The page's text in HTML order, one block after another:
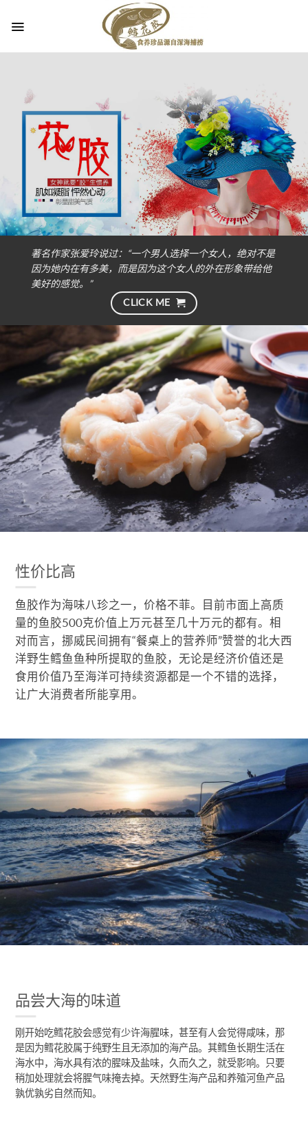
容
著名作家张爱玲说过：“一个男人选择一个女人，绝对不是
因为她内在有多美，而是因为这个女人的外在形象带给他
美好的感觉。”
CLICK ME
性价比高
鱼胶作为海味八珍之一，价格不菲。目前市面上高质
量的鱼胶500克价值上万元甚至几十万元的都有。相
对而言，挪威民间拥有“餐桌上的营养师”赞誉的北大西
洋野生鳕鱼鱼种所提取的鱼胶，无论是经济价值还是
食用价值乃至海洋可持续资源都是一个不错的选择，
让广大消费者所能享用。
品尝大海的味道
刚开始吃鳕花胶会感觉有少许海腥味，甚至有人会觉得咸味，那
是因为鳕花胶属于纯野生且无添加的海产品。其鳕鱼长期生活在
海水中，海水具有浓的腥味及盐味，久而久之，就受影响。只要
稍加处理就会将腥气味掩去掉。天然野生海产品和养殖河鱼产品
孰优孰劣自然而知。